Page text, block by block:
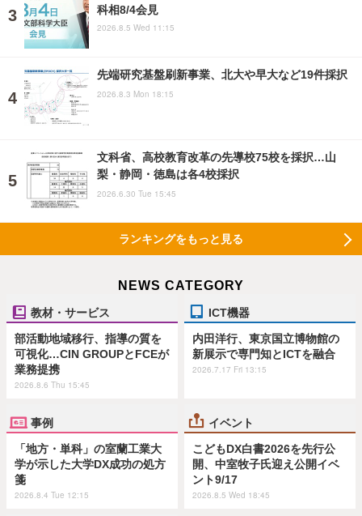
科相8/4会見
2026.8.5 Wed 11:15
先端研究基盤刷新事業、北大や早大など19件採択
2026.8.3 Mon 18:15
文科省、高校教育改革の先導校75校を採択…山
梨・静岡・徳島は各4校採択
2026.6.30 Tue 15:45
ランキングをもっと見る
NEWS CATEGORY
教材・サービス
部活動地域移行、指導の質を
可視化…CIN GROUPとFCEが
業務提携
2026.8.6 Thu 15:45
ICT機器
内田洋行、東京国立博物館の
新展示で専門知とICTを融合
2026.7.17 Fri 13:15
事例
「地方・単科」の室蘭工業大
学が示した大学DX成功の処方
箋
2026.8.4 Tue 12:15
イベント
こどもDX白書2026を先行公
開、中室牧子氏迎え公開イベ
ント9/17
2026.8.5 Wed 18:45